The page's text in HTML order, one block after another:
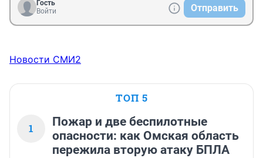
Гость
Войти
Отправить
Новости СМИ2
ТОП 5
1
Пожар и две беспилотные
опасности: как Омская область
пережила вторую атаку БПЛА